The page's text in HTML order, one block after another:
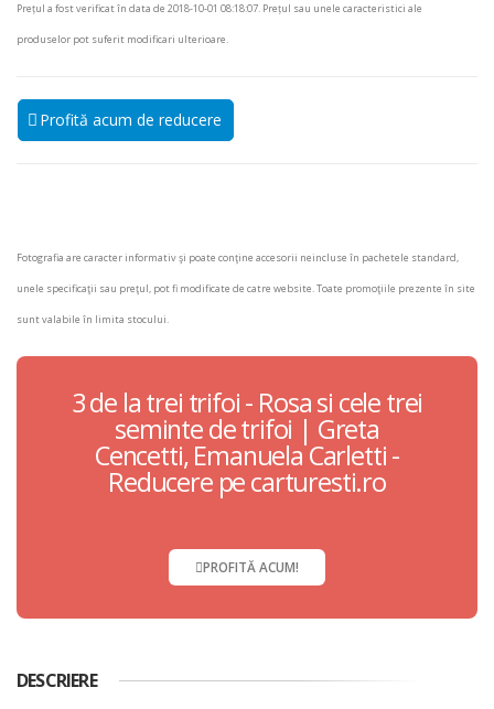
Prețul a fost verificat în data de 2018-10-01 08:18:07. Prețul sau unele caracteristici ale
produselor pot suferit modificari ulterioare.
Profită acum de reducere
Fotografia are caracter informativ şi poate conţine accesorii neincluse în pachetele standard,
unele specificaţii sau preţul, pot fi modificate de catre website. Toate promoţiile prezente în site
sunt valabile în limita stocului.
3 de la trei trifoi - Rosa si cele trei
seminte de trifoi | Greta
Cencetti, Emanuela Carletti -
Reducere pe carturesti.ro
PROFITĂ ACUM!
DESCRIERE